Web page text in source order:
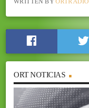
ORT NOTICIAS